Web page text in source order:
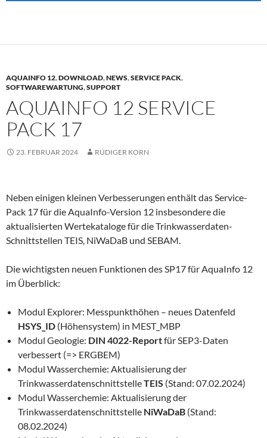
AQUAINFO 12,DOWNLOAD,NEWS,SERVICE PACK,
SOFTWAREWARTUNG,SUPPORT
AQUAINFO 12 SERVICE
PACK 17
23. FEBRUAR 2024 RÜDIGER KORN
Neben einigen kleinen Verbesserungen enthält das Service-
Pack 17 für die AquaInfo-Version 12 insbesondere die
aktualisierten Wertekataloge für die Trinkwasserdaten-
Schnittstellen TEIS, NiWaDaB und SEBAM.
Die wichtigsten neuen Funktionen des SP17 für AquaInfo 12
im Überblick:
Modul Explorer: Messpunkthöhen – neues Datenfeld
HSYS_ID (Höhensystem) in MEST_MBP
Modul Geologie: DIN 4022-Reportfür SEP3-Daten
verbessert (=> ERGBEM)
Modul Wasserchemie: Aktualisierung der
TrinkwasserdatenschnittstelleTEIS (Stand: 07.02.2024)
Modul Wasserchemie: Aktualisierung der
Trinkwasserdatenschnittstelle NiWaDaB (Stand:
08.02.2024)